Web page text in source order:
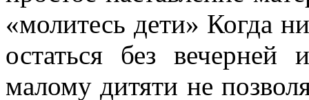
«молитесь дети» Когда
остать­ся без
малому дитяти не